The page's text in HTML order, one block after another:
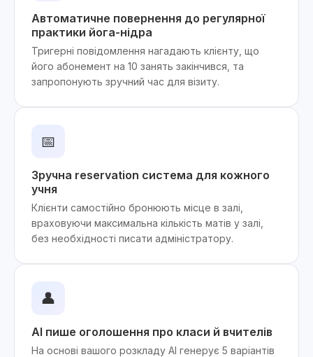
Автоматичне повернення до регулярної
практики йога-нідра
Тригерні повідомлення нагадають клієнту, що
його абонемент на 10 занять закінчився, та
запропонують зручний час для візиту.
📅
Зручна reservation система для кожного
учня
Клієнти самостійно бронюють місце в залі,
враховуючи максимальна кількість матів у залі,
без необхідності писати адміністратору.
👤
AI пише оголошення про класи й вчителів
На основі вашого розкладу AI генерує 5 варіантів